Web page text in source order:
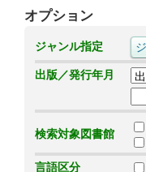
オプション
ジャンル指定
出版／発行年月
検索対象図書館
言語区分